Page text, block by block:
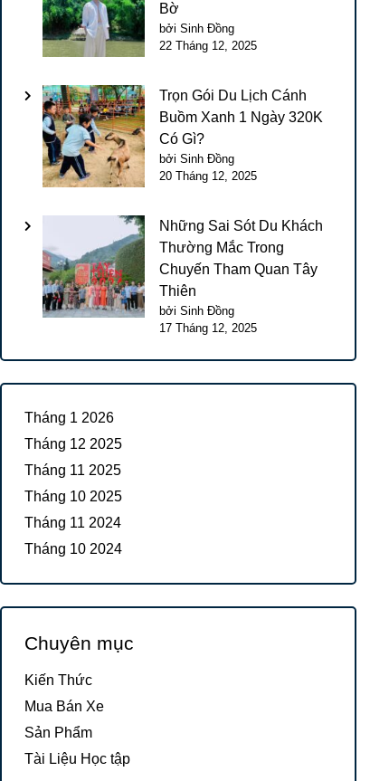
Bờ
bởi Sinh Đồng
22 Tháng 12, 2025
Trọn Gói Du Lịch Cánh
Buồm Xanh 1 Ngày 320K
Có Gì?
bởi Sinh Đồng
20 Tháng 12, 2025
Những Sai Sót Du Khách
Thường Mắc Trong
Chuyến Tham Quan Tây
Thiên
bởi Sinh Đồng
17 Tháng 12, 2025
Tháng 1 2026
Tháng 12 2025
Tháng 11 2025
Tháng 10 2025
Tháng 11 2024
Tháng 10 2024
Chuyên mục
Kiến Thức
Mua Bán Xe
Sản Phẩm
Tài Liệu Học tập